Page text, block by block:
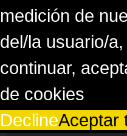
medición de
del/la usuario/
continuar,
de cookies
DeclineAceptar